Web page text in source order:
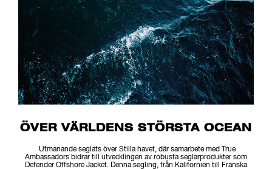
ÖVER VÄRLDENS STÖRSTA OCEAN
Utmanande seglats över Stilla havet, där samarbete med True
Ambassadors bidrar till utvecklingen av robusta seglarprodukter som
Defender Offshore Jacket. Denna segling, från Kalifornien till Franska